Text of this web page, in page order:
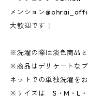
メンション
大歓迎です！
※洗濯の際は淡色商品
※商品はデリケートな
ネットでの単独洗濯を
※サイズは S・M・L・